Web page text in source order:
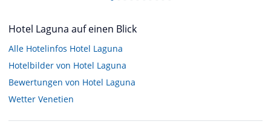
Hotel Laguna auf einen Blick
Alle Hotelinfos Hotel Laguna
Hotelbilder von Hotel Laguna
Bewertungen von Hotel Laguna
Wetter Venetien